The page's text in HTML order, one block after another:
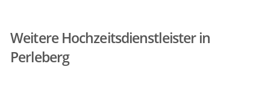
Weitere Hochzeitsdienstleister in
Perleberg